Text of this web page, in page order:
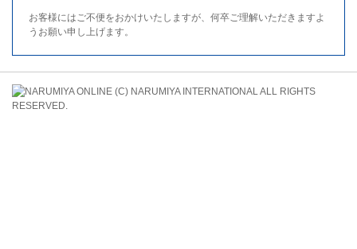
お客様にはご不便をおかけいたしますが、何卒ご理解いただきますよ
うお願い申し上げます。